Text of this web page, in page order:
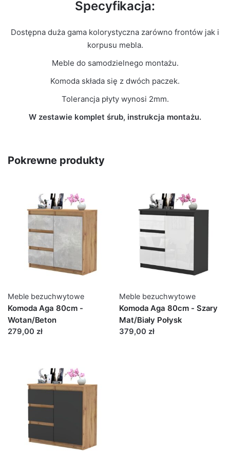
Specyfikacja:
Dostępna duża gama kolorystyczna zarówno frontów jak i
korpusu mebla.
Meble do samodzielnego montażu.
Komoda składa się z dwóch paczek.
Tolerancja płyty wynosi 2mm.
W zestawie komplet śrub, instrukcja montażu.
Pokrewne produkty
Meble bezuchwytowe
Komoda Aga 80cm -
Wotan/Beton
279,00 zł
Meble bezuchwytowe
Komoda Aga 80cm - Szary
Mat/Biały Połysk
379,00 zł